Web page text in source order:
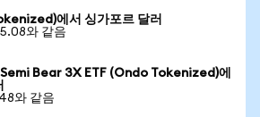
에서 싱가포르 달러
와 같음
Bear 3X ETF (Ondo Tokenized)에
와 같음